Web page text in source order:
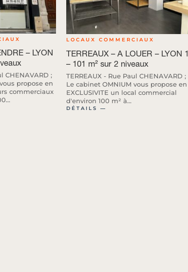
– LYON
CHENAVARD ;
propose en
commerciaux
LOCAUX COMMERCIAUX
TERREAUX – A LOUER – LYON 1
– 101 m² sur 2 niveaux
TERREAUX - Rue Paul CHENAVARD ;
Le cabinet OMNIUM vous propose en
EXCLUSIVITE un local commercial
d'environ 100 m² à...
DÉTAILS ―